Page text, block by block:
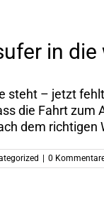
in
steht – jetzt
die Fahrt
dem richtigen
0